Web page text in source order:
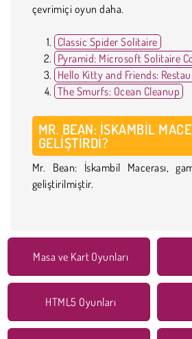
çevrimiçi oyun daha.
Classic Spider Solitaire
Pyramid: Microsoft Solitaire
Hello Kitty and Friends:
The Smurfs: Ocean Cleanup
MR. BEAN: İSKAMBIL
GELIŞTIRDI?
Mr. Bean: İskambil Macerası,
geliştirilmiştir.
Masa ve Kart Oyunları
HTML5 Oyunları